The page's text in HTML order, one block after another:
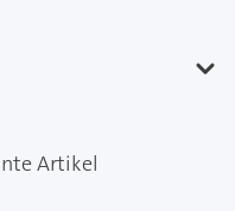
Artikel